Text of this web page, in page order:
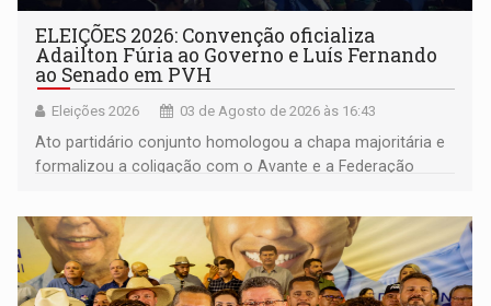
ELEIÇÕES 2026: Convenção oficializa
Adailton Fúria ao Governo e Luís Fernando
ao Senado em PVH
Eleições 2026 03 de Agosto de 2026 às 16:43
Ato partidário conjunto homologou a chapa majoritária e
formalizou a coligação com o Avante e a Federação
eleitores por saúde, limpeza pública e educação